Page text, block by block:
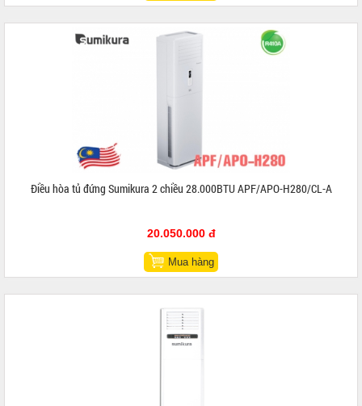
Điều hòa tủ đứng Sumikura 2 chiều 28.000BTU APF/APO-H280/CL-A
20.050.000 đ
Mua hàng